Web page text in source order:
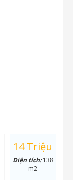
14 Triệu
Diện tích:138
m2